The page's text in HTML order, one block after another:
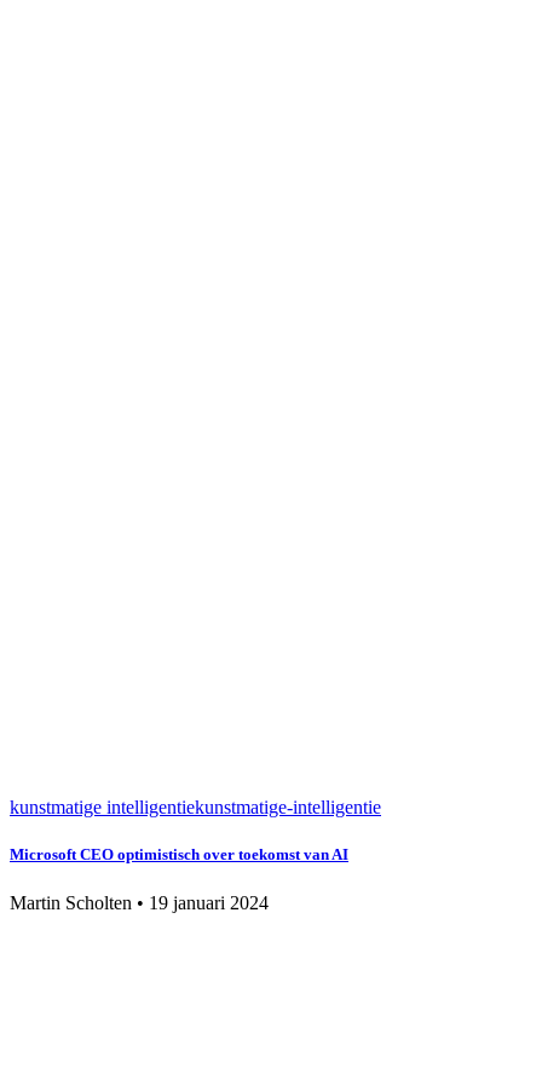
kunstmatige intelligentiekunstmatige-intelligentie
Microsoft CEO optimistisch over toekomst van AI
Martin Scholten • 19 januari 2024